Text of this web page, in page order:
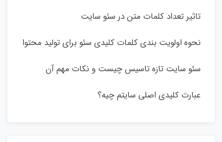
تاثیر تعداد کلمات متن در سئو سایت
نحوه اولویت بندی کلمات کلیدی سئو برای تولید محتوا
سئو سایت تازه تاسیس چیست و نکات مهم آن
عبارت کلیدی اصلی سایتم چیه؟